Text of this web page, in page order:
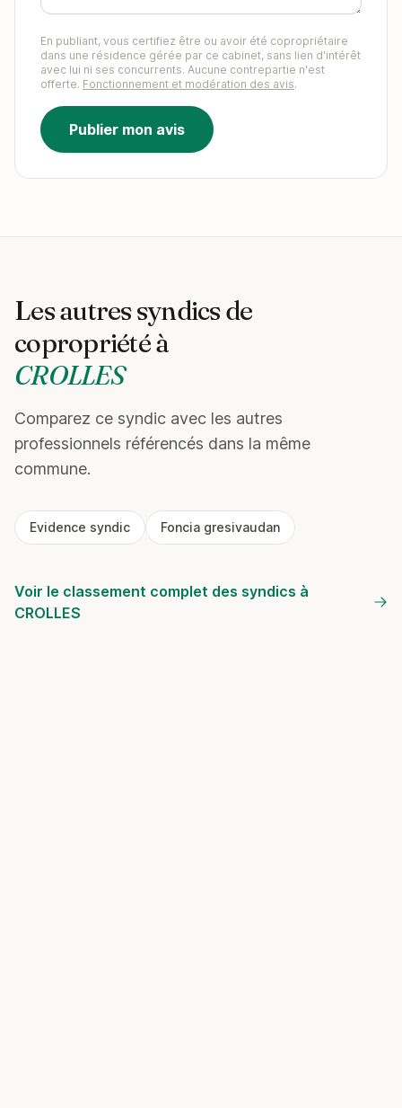
En publiant, vous certifiez être ou avoir été copropriétaire
dans une résidence gérée par ce cabinet, sans lien d'intérêt
avec lui ni ses concurrents. Aucune contrepartie n'est
offerte. Fonctionnement et modération des avis.
Publier mon avis
Les autres syndics de
copropriété à
CROLLES
Comparez ce syndic avec les autres
professionnels référencés dans la même
commune.
Evidence syndic Foncia gresivaudan
Voir le classement complet des syndics à
CROLLES